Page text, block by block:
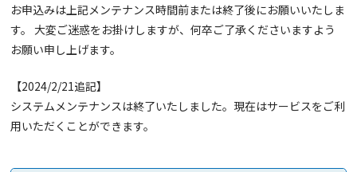
お申込みは上記メンテナンス時間前または終了後にお願いいたしま
す。 大変ご迷惑をお掛けしますが、何卒ご了承くださいますよう
お願い申し上げます。
【2024/2/21追記】
システムメンテナンスは終了いたしました。現在はサービスをご利
用いただくことができます。